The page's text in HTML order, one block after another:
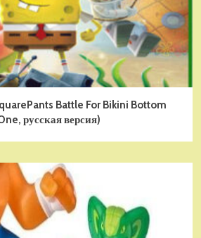
Battle For Bikini Bottom
русская версия)